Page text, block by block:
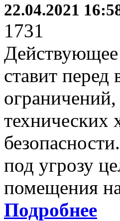
22.04.2021
1731
Действующее
ставит
технических
под угрозу
помещения
Подробнее